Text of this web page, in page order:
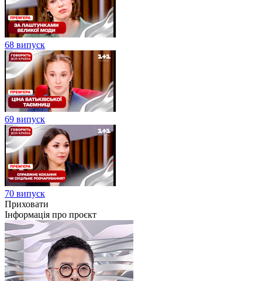
68 випуск
69 випуск
70 випуск
Приховати
Інформація про проєкт